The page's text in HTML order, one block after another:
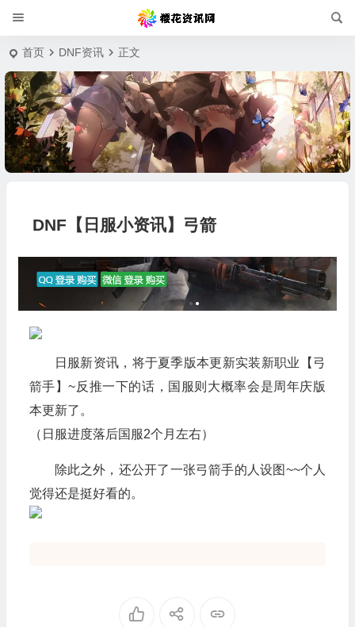
首页 DNF资讯 正文
DNF【日服小资讯】弓箭
日服新资讯，将于夏季版本更新实装新职业【弓
箭手】~反推一下的话，国服则大概率会是周年庆版
本更新了。
（日服进度落后国服2个月左右）
除此之外，还公开了一张弓箭手的人设图~~个人
觉得还是挺好看的。